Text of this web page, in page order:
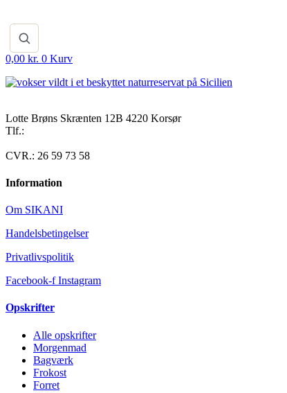
0,00 kr. 0 Kurv
Lotte Brøns Skrænten 12B 4220 Korsør
Tlf.:
CVR.: 26 59 73 58
Information
Om SIKANI
Handelsbetingelser
Privatlivspolitik
Facebook-f Instagram
Opskrifter
Alle opskrifter
Morgenmad
Bagværk
Frokost
Forret